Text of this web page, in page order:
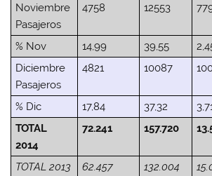
Noviembre
Pasajeros
4758 12553
% Nov 14,99 39,55
Diciembre
Pasajeros
4821 10087
% Dic 17,84 37,32
TOTAL
2014
72.241 157.720
TOTAL 2013 62.457 132.004